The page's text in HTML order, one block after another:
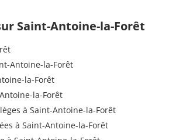
Saint-Antoine-la-Forêt
Antoine-la-Forêt
la-Forêt
la-Forêt
à Saint-Antoine-la-Forêt
à Saint-Antoine-la-Forêt